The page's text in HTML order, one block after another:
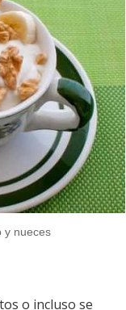
y nueces
o incluso se